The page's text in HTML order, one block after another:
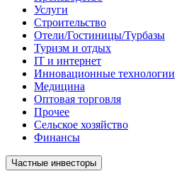
Услуги
Строительство
Отели/Гостиницы/Турбазы
Туризм и отдых
IT и интернет
Инновационные технологии
Медицина
Оптовая торговля
Прочее
Сельское хозяйство
Финансы
Частные инвесторы